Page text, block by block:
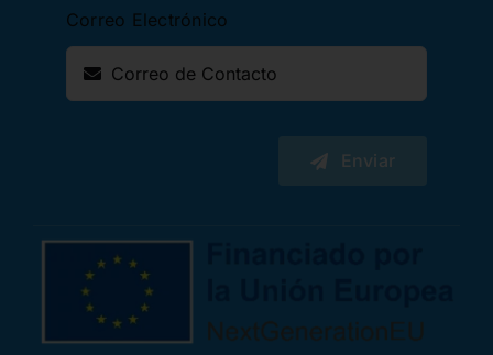
Correo Electrónico
Enviar